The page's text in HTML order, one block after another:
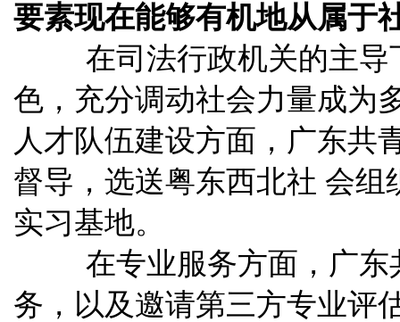
要素现在能够有机地从属于
在司法行政机关的主导
色，充分调动社会力量成为
人才队伍建设方面，广东共
督导，选送粤东西北社 会组
实习基地。
在专业服务方面，广东
务， 以及邀请第三方专业评